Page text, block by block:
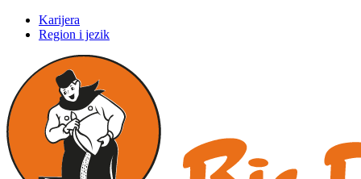
Karijera
Region i jezik